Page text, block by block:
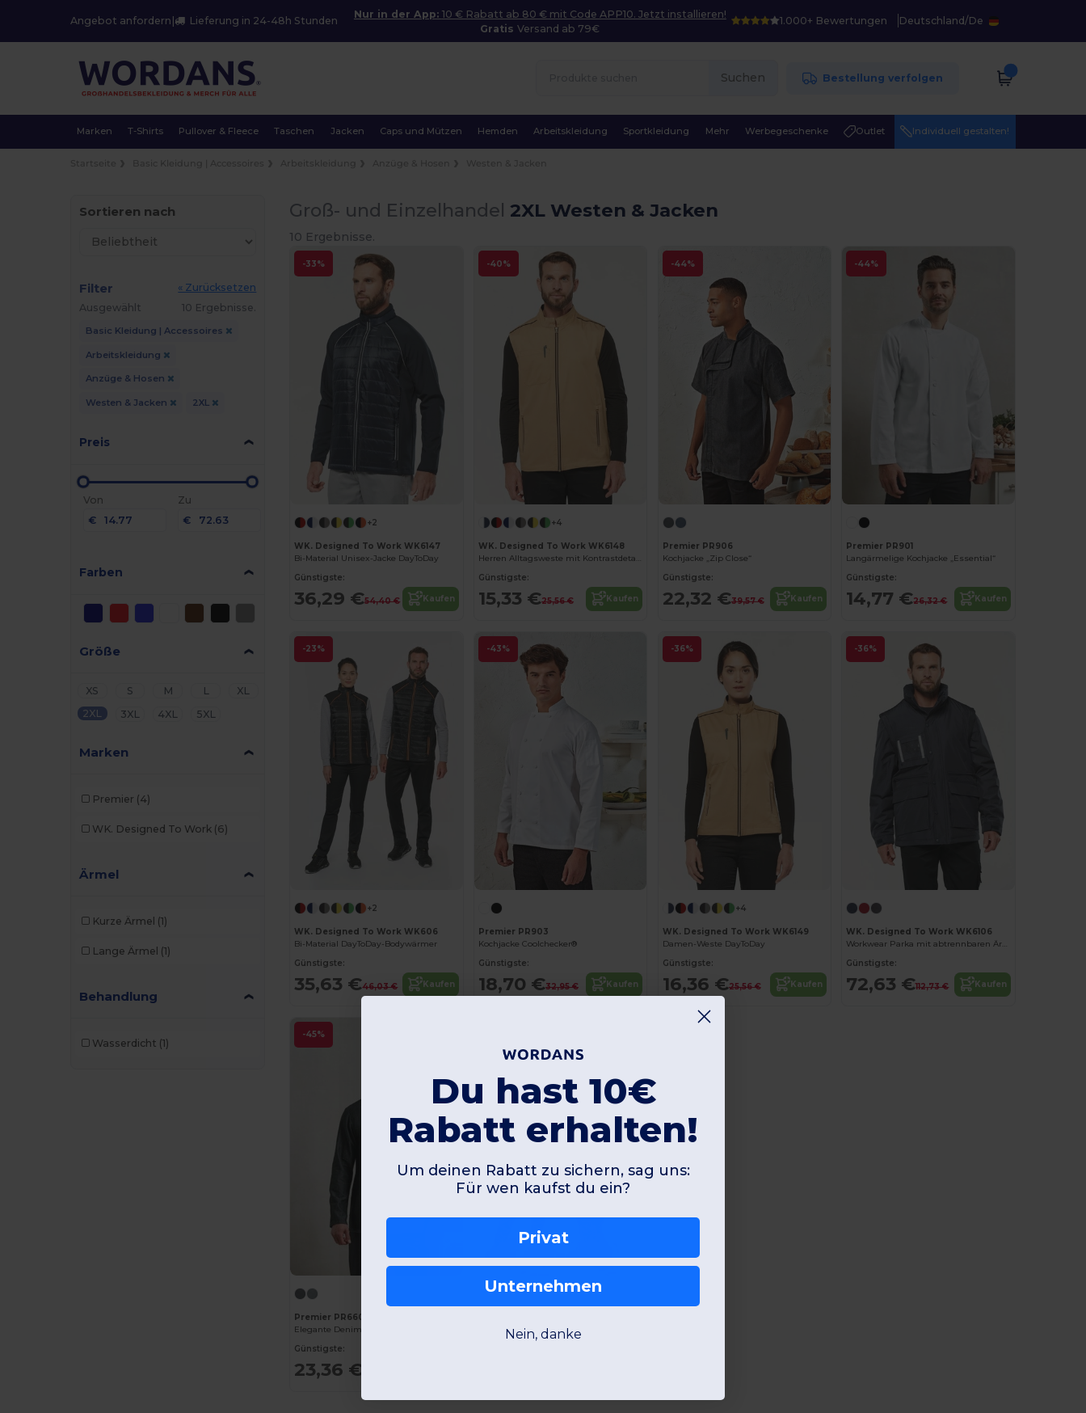
Angebot anfordern Lieferung in 24-48h Stunden
Nur in der App: 10 € Rabatt ab 80 € mit Code APP10. Jetzt installieren!
GratisVersand ab 79€
1.000+ Bewertungen Deutschland/De
Suchen Bestellung verfolgen
Marken T-Shirts Pullover & Fleece Taschen Jacken Caps und Mützen Hemden Arbeitskleidung Sportkleidung Mehr Werbegeschenke Outlet Individuell gestalten!
Sortieren nach
Filter
« Zurücksetzen
Ausgewählt
10 Ergebnisse.
Basic Kleidung | Accessoires
Arbeitskleidung
Anzüge & Hosen
Westen & Jacken 2XL
Preis
Von
€
Zu
€
Farben
Größe
XS S M L
XL
2XL
3XL 4XL 5XL
Marken
Premier (4)
WK. Designed To Work (6)
Ärmel
Kurze Ärmel (1)
Lange Ärmel (1)
Behandlung
Wasserdicht (1)
Groß- und Einzelhandel 2XL Westen & Jacken
10 Ergebnisse.
-33%
+2
WK. Designed To Work WK6147
Bi-Material Unisex-Jacke DayToDay
Günstigste:
36,29 €54,40 € Kaufen
-40%
+4
WK. Designed To Work WK6148
Herren Alltagsweste mit Kontrastdetails
Günstigste:
15,33 €25,56 € Kaufen
-44%
Premier PR906
Kochjacke „Zip Close“
Günstigste:
22,32 €39,57 € Kaufen
-44%
Premier PR901
Langärmelige Kochjacke „Essential“
Günstigste:
14,77 €26,32 € Kaufen
-23%
+2
WK. Designed To Work WK606
Bi-Material DayToDay-Bodywärmer
Günstigste:
35,63 €46,03 € Kaufen
-43%
Premier PR903
Kochjacke Coolchecker®
Günstigste:
18,70 €32,95 € Kaufen
-36%
+4
WK. Designed To Work WK6149
Damen-Weste DayToDay
Günstigste:
16,36 €25,56 € Kaufen
-36%
WK. Designed To Work WK6106
Workwear Parka mit abtrennbaren Ärmeln
Günstigste:
72,63 €112,73 € Kaufen
-45%
Premier PR660
Günstigste:
23,36 €
4-Lagiger Jacke mit Wärmeisolierung
Du hast 10€
Rabatt erhalten!
Um deinen Rabatt zu sichern, sag uns:
Für wen kaufst du ein?
Privat
Unternehmen
Nein, danke